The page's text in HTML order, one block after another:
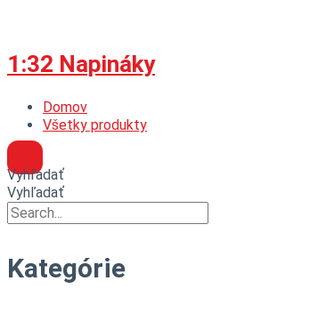
1:32 Napináky
Domov
Všetky produkty
Vyhľadať
Vyhľadať
Kategórie